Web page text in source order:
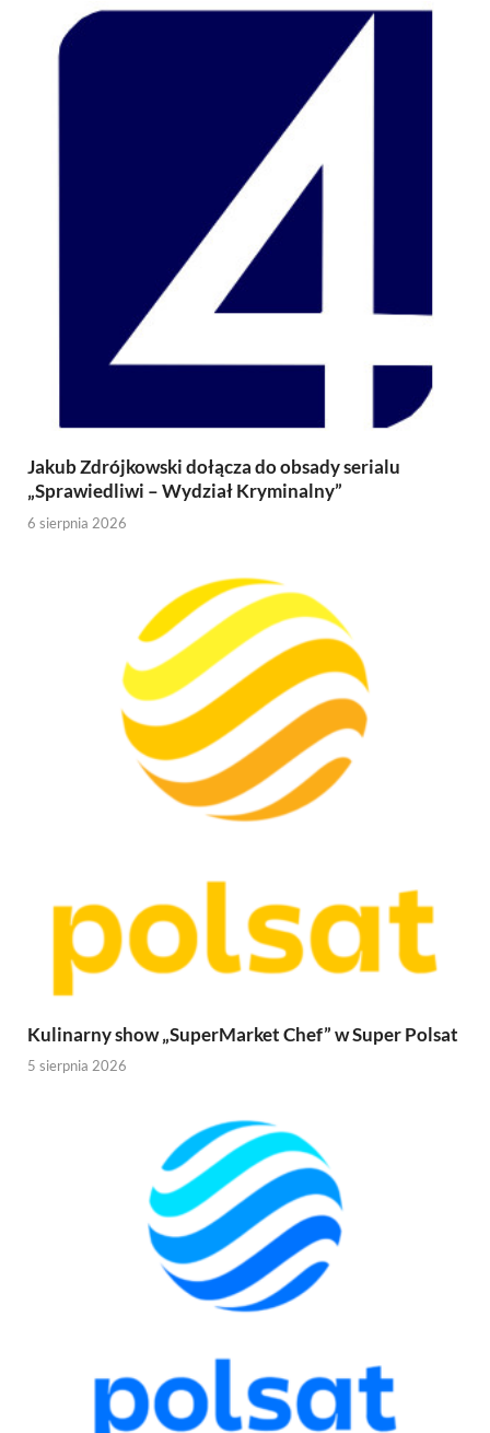
Jakub Zdrójkowski dołącza do obsady serialu
„Sprawiedliwi – Wydział Kryminalny”
6 sierpnia 2026
Kulinarny show „SuperMarket Chef” w Super Polsat
5 sierpnia 2026